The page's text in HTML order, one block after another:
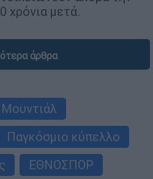
χρόνια μετά.
άρθρα
Μουντιάλ
Παγκόσμιο κύπελλο
ΕΘΝΟΣΠΟΡ